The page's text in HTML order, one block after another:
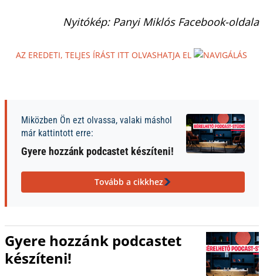
Nyitókép: Panyi Miklós Facebook-oldala
AZ EREDETI, TELJES ÍRÁST ITT OLVASHATJA EL
Miközben Ön ezt olvassa, valaki máshol
már kattintott erre:
Gyere hozzánk podcastet készíteni!
Tovább a cikkhez
Gyere hozzánk podcastet
készíteni!